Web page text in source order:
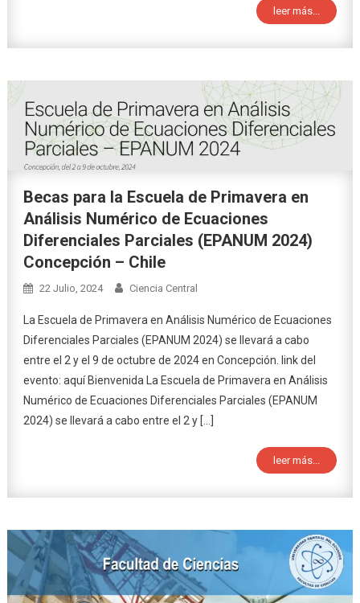
leer más...
Becas para la Escuela de Primavera en
Análisis Numérico de Ecuaciones
Diferenciales Parciales (EPANUM 2024)
Concepción – Chile
22 Julio, 2024 Ciencia Central
La Escuela de Primavera en Análisis Numérico de Ecuaciones
Diferenciales Parciales (EPANUM 2024) se llevará a cabo
entre el 2 y el 9 de octubre de 2024 en Concepción. link del
evento: aquí Bienvenida La Escuela de Primavera en Análisis
Numérico de Ecuaciones Diferenciales Parciales (EPANUM
2024) se llevará a cabo entre el 2 y […]
leer más...